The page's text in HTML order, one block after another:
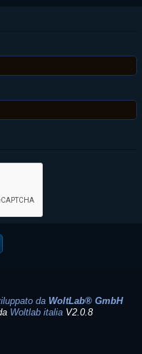
da WoltLab® GmbH
Woltlab italiaV2.0.8